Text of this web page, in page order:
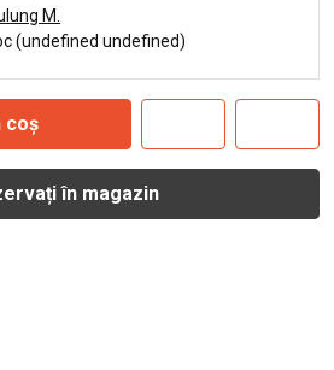
M.
(undefined undefined)
coș
în magazin